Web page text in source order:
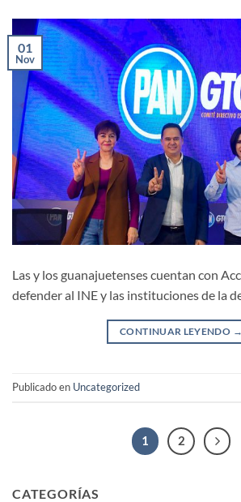
01
Nov
Las y los guanajuetenses cuentan con
defender al INE y las instituciones de la
CONTINUAR LEYENDO →
Publicado en Uncategorized
1 2
CATEGORÍAS